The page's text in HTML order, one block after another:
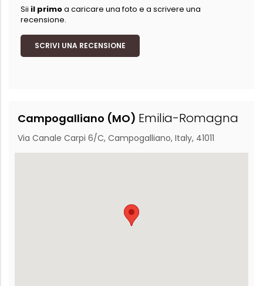
Sii il primoa caricare una foto e a scrivere una
recensione.
SCRIVI UNA RECENSIONE
Campogalliano (MO) Emilia-Romagna
Via Canale Carpi 6/C, Campogalliano, Italy, 41011